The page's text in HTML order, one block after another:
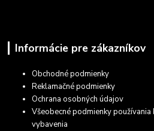
Informácie pre zákazníkov
Obchodné podmienky
Reklamačné podmienky
Ochrana osobných údajov
Všeobecné podmienky používania
vybavenia